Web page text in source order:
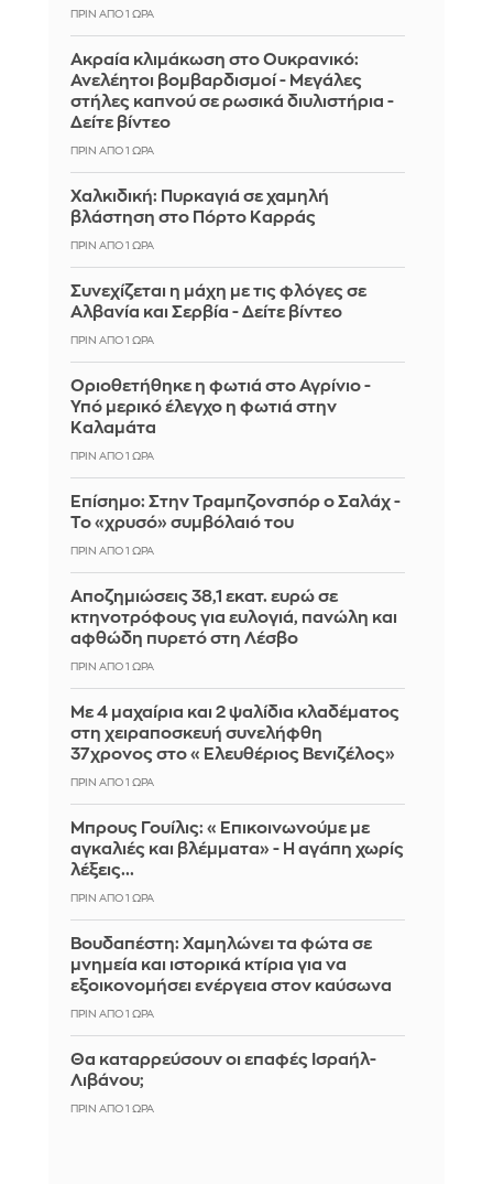
ΠΡΙΝ ΑΠΌ 1 ΏΡΑ
Ακραία κλιμάκωση στο Ουκρανικό:
Ανελέητοι βομβαρδισμοί - Μεγάλες
στήλες καπνού σε ρωσικά διυλιστήρια -
Δείτε βίντεο
ΠΡΙΝ ΑΠΌ 1 ΏΡΑ
Χαλκιδική: Πυρκαγιά σε χαμηλή
βλάστηση στο Πόρτο Καρράς
ΠΡΙΝ ΑΠΌ 1 ΏΡΑ
Συνεχίζεται η μάχη με τις φλόγες σε
Αλβανία και Σερβία - Δείτε βίντεο
ΠΡΙΝ ΑΠΌ 1 ΏΡΑ
Οριοθετήθηκε η φωτιά στο Αγρίνιο -
Υπό μερικό έλεγχο η φωτιά στην
Καλαμάτα
ΠΡΙΝ ΑΠΌ 1 ΏΡΑ
Επίσημο: Στην Τραμπζονσπόρ ο Σαλάχ -
Το «χρυσό» συμβόλαιό του
ΠΡΙΝ ΑΠΌ 1 ΏΡΑ
Αποζημιώσεις 38,1 εκατ. ευρώ σε
κτηνοτρόφους για ευλογιά, πανώλη και
αφθώδη πυρετό στη Λέσβο
ΠΡΙΝ ΑΠΌ 1 ΏΡΑ
Με 4 μαχαίρια και 2 ψαλίδια κλαδέματος
στη χειραποσκευή συνελήφθη
37χρονος στο «Ελευθέριος Βενιζέλος»
ΠΡΙΝ ΑΠΌ 1 ΏΡΑ
Μπρους Γουίλις: «Επικοινωνούμε με
αγκαλιές και βλέμματα» - Η αγάπη χωρίς
λέξεις...
ΠΡΙΝ ΑΠΌ 1 ΏΡΑ
Βουδαπέστη: Χαμηλώνει τα φώτα σε
μνημεία και ιστορικά κτίρια για να
εξοικονομήσει ενέργεια στον καύσωνα
ΠΡΙΝ ΑΠΌ 1 ΏΡΑ
Θα καταρρεύσουν οι επαφές Ισραήλ-
Λιβάνου;
ΠΡΙΝ ΑΠΌ 1 ΏΡΑ